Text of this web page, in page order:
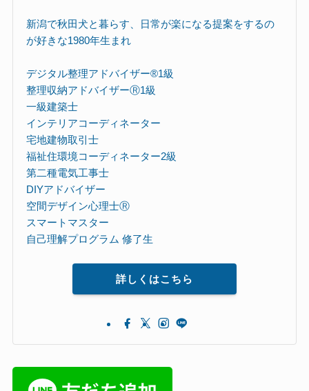
新潟で秋田犬と暮らす、日常が楽になる提案をするの
が好きな1980年生まれ
デジタル整理アドバイザー®︎1級
整理収納アドバイザーⓇ1級
一級建築士
インテリアコーディネーター
宅地建物取引士
福祉住環境コーディネーター2級
第二種電気工事士
DIYアドバイザー
空間デザイン心理士Ⓡ
スマートマスター
自己理解プログラム 修了生
詳しくはこちら